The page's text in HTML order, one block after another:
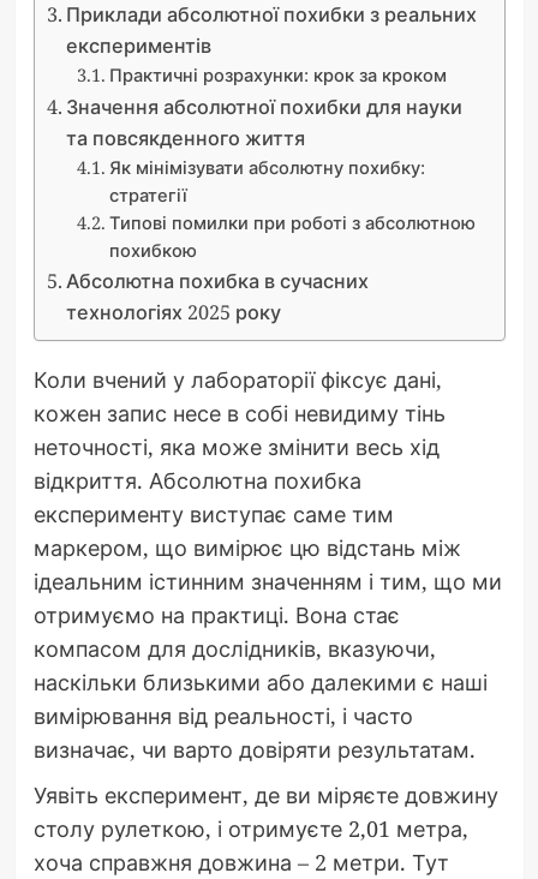
Приклади абсолютної похибки з реальних
експериментів
Практичні розрахунки: крок за кроком
Значення абсолютної похибки для науки
та повсякденного життя
Як мінімізувати абсолютну похибку:
стратегії
Типові помилки при роботі з абсолютною
похибкою
Абсолютна похибка в сучасних
технологіях 2025 року
Коли вчений у лабораторії фіксує дані,
кожен запис несе в собі невидиму тінь
неточності, яка може змінити весь хід
відкриття. Абсолютна похибка
експерименту виступає саме тим
маркером, що вимірює цю відстань між
ідеальним істинним значенням і тим, що ми
отримуємо на практиці. Вона стає
компасом для дослідників, вказуючи,
наскільки близькими або далекими є наші
вимірювання від реальності, і часто
визначає, чи варто довіряти результатам.
Уявіть експеримент, де ви міряєте довжину
столу рулеткою, і отримуєте 2,01 метра,
хоча справжня довжина – 2 метри. Тут